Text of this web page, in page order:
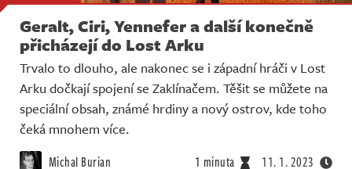
Geralt, Ciri, Yennefer a další konečně
přicházejí do Lost Arku
Trvalo to dlouho, ale nakonec se i západní hráči v Lost
Arku dočkají spojení se Zaklínačem. Těšit se můžete na
speciální obsah, známé hrdiny a nový ostrov, kde toho
čeká mnohem více.
Michal Burian 1 minuta 11. 1. 2023